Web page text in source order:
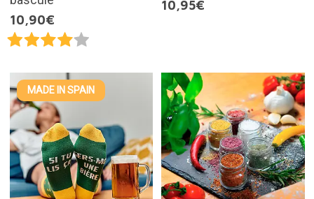
10,90€
10,95€
MADE IN SPAIN